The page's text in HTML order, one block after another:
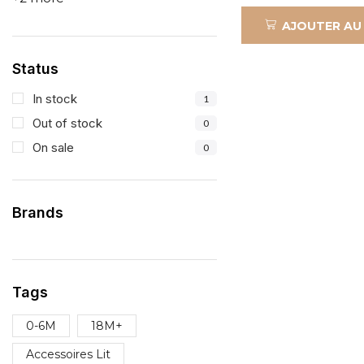
Status
In stock 1
Out of stock 0
On sale 0
Brands
Tags
0-6M
18M+
Accessoires Lit
AJOUTER AU